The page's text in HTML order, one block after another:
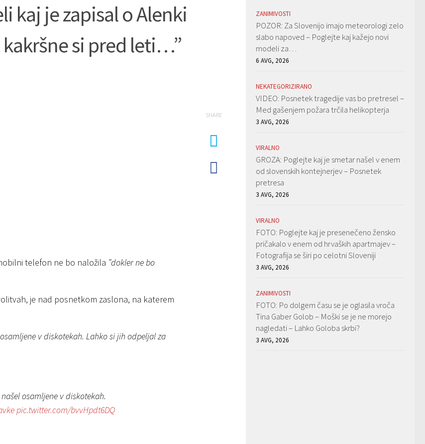
kaj je zapisal o Alenki
kakršne si pred leti…”
telefon ne bo naložila ”dokler ne bo
je nad posnetkom zaslona, na katerem
v diskotekah. Lahko si jih odpeljal za
osamljene v diskotekah.
pic.twitter.com/bvvHpdt6DQ
SHARE
ZANIMIVOSTI
POZOR: Za Slovenijo imajo meteorologi zelo
slabo napoved – Poglejte kaj kažejo novi
modeli za…
6 AVG, 2026
NEKATEGORIZIRANO
VIDEO: Posnetek tragedije vas bo pretresel –
Med gašenjem požara trčila helikopterja
3 AVG, 2026
VIRALNO
GROZA: Poglejte kaj je smetar našel v enem
od slovenskih kontejnerjev – Posnetek
pretresa
3 AVG, 2026
VIRALNO
FOTO: Poglejte kaj je presenečeno žensko
pričakalo v enem od hrvaških apartmajev –
Fotografija se širi po celotni Sloveniji
3 AVG, 2026
ZANIMIVOSTI
FOTO: Po dolgem času se je oglasila vroča
Tina Gaber Golob – Moški se je ne morejo
nagledati – Lahko Goloba skrbi?
3 AVG, 2026